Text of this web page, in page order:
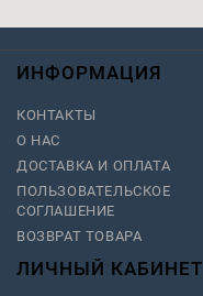
ИНФОРМАЦИЯ
КОНТАКТЫ
О НАС
ДОСТАВКА И ОПЛАТА
ПОЛЬЗОВАТЕЛЬСКОЕ
СОГЛАШЕНИЕ
ВОЗВРАТ ТОВАРА
ЛИЧНЫЙ КАБИНЕТ